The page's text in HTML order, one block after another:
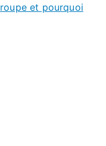
et pourquoi